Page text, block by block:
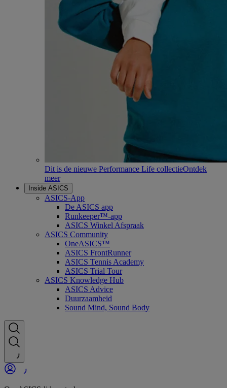
Dit is de nieuwe Performance Life collectieOntdek
meer
Inside ASICS
ASICS-App
De ASICS app
Runkeeper™-app
ASICS Winkel Afspraak
ASICS Community
OneASICS™
ASICS FrontRunner
ASICS Tennis Academy
ASICS Trial Tour
ASICS Knowledge Hub
ASICS Advice
Duurzaamheid
Sound Mind, Sound Body